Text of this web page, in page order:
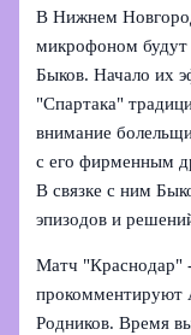
В Нижнем
микрофоном будут
Быков. Начало их
"Спартака"
внимание
с его фирменным
В связке с ним
эпизодов и
Матч "Краснодар"
прокомментируют
Родников. Время